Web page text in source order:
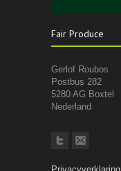
Fair Produce
Gerlof Roubos
Postbus 282
5280 AG Boxtel
Nederland